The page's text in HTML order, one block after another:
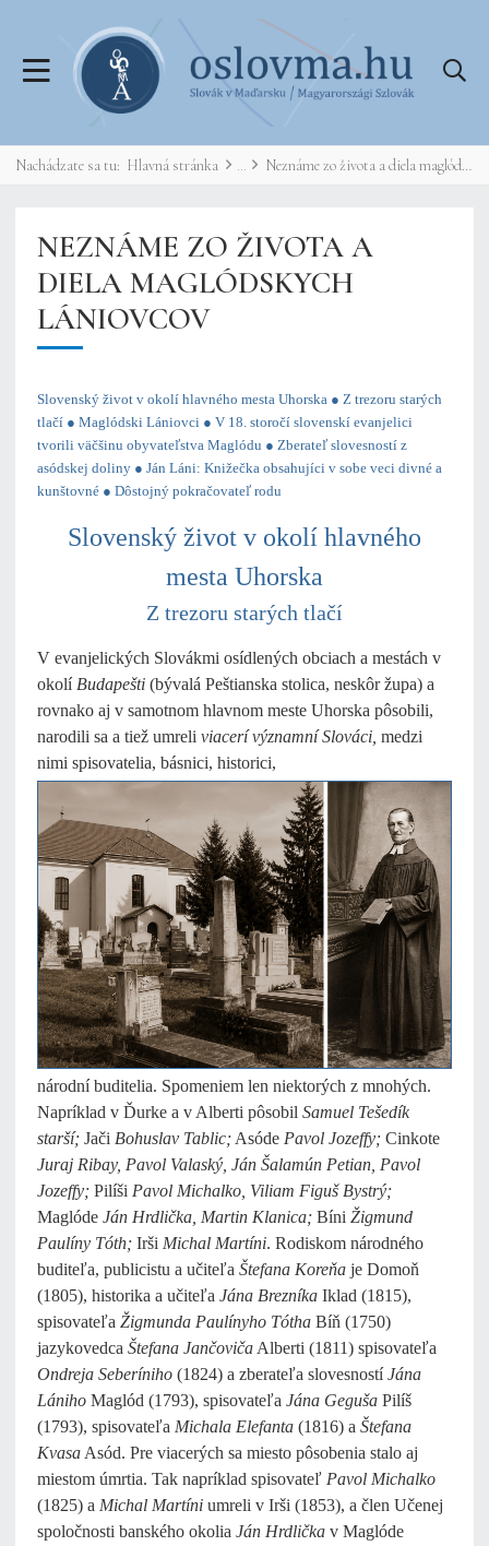
Nachádzate sa tu: Hlavná stránka Neznáme zo života a diela maglódskych Lániovcov
NEZNÁME ZO ŽIVOTA A
DIELA MAGLÓDSKYCH
LÁNIOVCOV
Slovenský život v okolí hlavného mesta Uhorska ● Z trezoru starých
tlačí ● Maglódski Lániovci ● V 18. storočí slovenskí evanjelici
tvorili väčšinu obyvateľstva Maglódu ● Zberateľ slovesností z
asódskej doliny ● Ján Láni: Knižečka obsahujíci v sobe veci divné a
kunštovné ● Dôstojný pokračovateľ rodu
Slovenský život v okolí hlavného
mesta Uhorska
Z trezoru starých tlačí
V evanjelických Slovákmi osídlených obciach a mestách v
okolí Budapešti (bývalá Peštianska stolica, neskôr župa) a
rovnako aj v samotnom hlavnom meste Uhorska pôsobili,
narodili sa a tiež umreli viacerí významní Slováci, medzi
nimi spisovatelia, básnici, historici,
národní buditelia. Spomeniem len niektorých z mnohých.
Napríklad v Ďurke a v Alberti pôsobil Samuel Tešedík
starší; Jači Bohuslav Tablic; Asóde Pavol Jozeffy; Cinkote
Juraj Ribay, Pavol Valaský, Ján Šalamún Petian, Pavol
Jozeffy; Pilíši Pavol Michalko, Viliam Figuš Bystrý;
Maglóde Ján Hrdlička, Martin Klanica; Bíni Žigmund
Paulíny Tóth; Irši Michal Martíni. Rodiskom národného
buditeľa, publicistu a učiteľa Štefana Koreňa je Domoň
(1805), historika a učiteľa Jána Brezníka Iklad (1815),
spisovateľa Žigmunda Paulínyho Tótha Bíň (1750)
jazykovedca Štefana Jančoviča Alberti (1811) spisovateľa
Ondreja Seberíniho (1824) a zberateľa slovesnostíJána
Lániho Maglód (1793), spisovateľa Jána Geguša Pilíš
(1793), spisovateľa Michala Elefanta (1816) a Štefana
Kvasa Asód. Pre viacerých sa miesto pôsobenia stalo aj
miestom úmrtia. Tak napríklad spisovateľ Pavol Michalko
(1825) a Michal Martíni umreli v Irši (1853), a člen Učenej
spoločnosti banského okolia Ján Hrdlička v Maglóde